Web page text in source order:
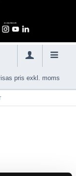
pris exkl. moms